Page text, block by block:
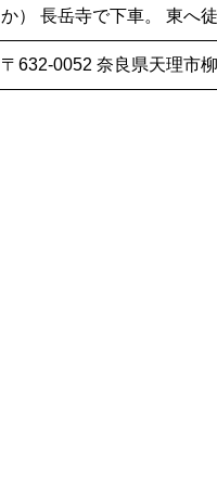
か） 長岳寺で下車。 東へ
〒632-0052 奈良県天理市